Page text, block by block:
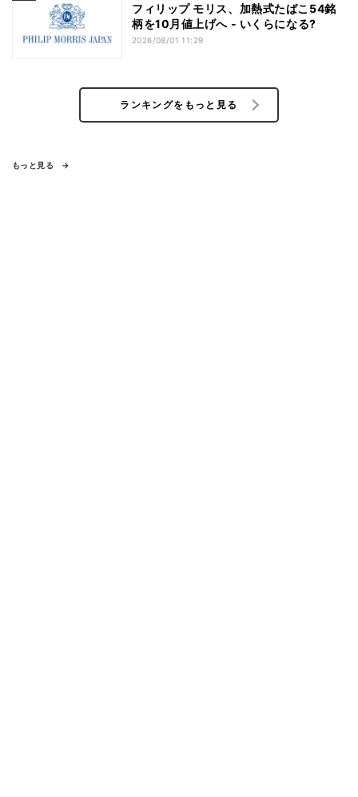
フィリップ モリス、加熱式たばこ54銘
柄を10月値上げへ - いくらになる?
2026/08/01 11:29
ランキングをもっと見る
もっと見る